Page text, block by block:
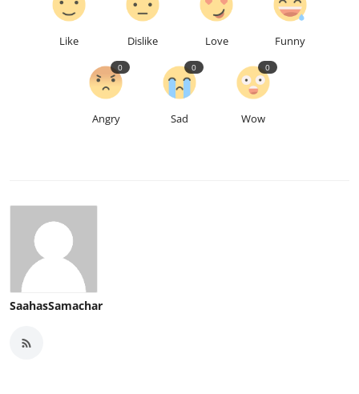
Like Dislike Love Funny
Angry
0
Sad
0
Wow
0
SaahasSamachar